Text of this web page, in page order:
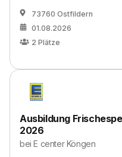
73760 Ostfildern
01.08.2026
2 Plätze
Ausbildung
2026
beiE center Köngen